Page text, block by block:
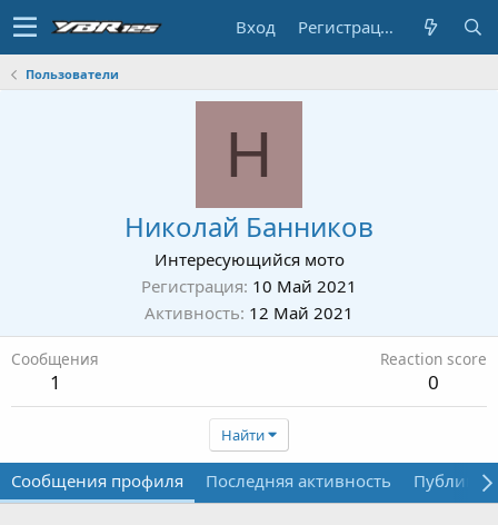
Вход Регистрация
Пользователи
Н
Николай Банников
Интересующийся мото
Регистрация 10 Май 2021
Активность 12 Май 2021
Сообщения
1
Reaction score
0
Найти
Сообщения профиля Последняя активность